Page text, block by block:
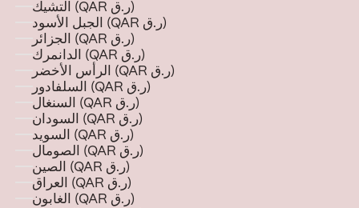
التشيك (QAR ر.ق)
الجبل الأسود (QAR ر.ق)
الجزائر (QAR ر.ق)
الدانمرك (QAR ر.ق)
الرأس الأخضر (QAR ر.ق)
السلفادور (QAR ر.ق)
السنغال (QAR ر.ق)
السودان (QAR ر.ق)
السويد (QAR ر.ق)
الصومال (QAR ر.ق)
الصين (QAR ر.ق)
العراق (QAR ر.ق)
الغابون (QAR ر.ق)